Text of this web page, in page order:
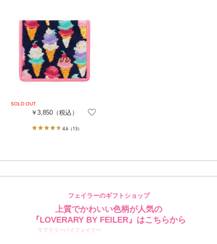
￥3,850 （税込）
4.6（13）
フェイラーのギフトショップ
上質でかわいい色柄が人気の
『LOVERARY BY FEILER』はこちらから
ラブラリーバイフェイラー